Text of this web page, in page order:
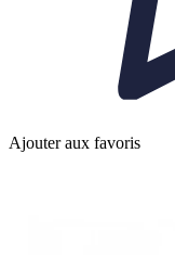
Ajouter aux favoris